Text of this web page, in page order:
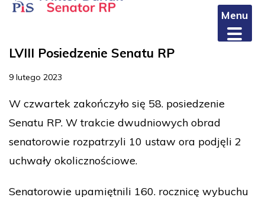
LVIII Posiedzenie Senatu RP
9 lutego 2023
W czwartek zakończyło się 58. posiedzenie
Senatu RP. W trakcie dwudniowych obrad
senatorowie rozpatrzyli 10 ustaw ora podjęli 2
uchwały okolicznościowe.
Senatorowie upamiętnili 160. rocznicę wybuchu
Menu